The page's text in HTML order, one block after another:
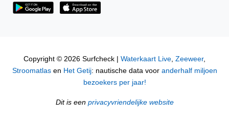
Copyright © 2026 Surfcheck | Waterkaart Live, Zeeweer,
Stroomatlasen Het Getij: nautische data voor anderhalf miljoen
bezoekers per jaar!
Dit is een privacyvriendelijke website